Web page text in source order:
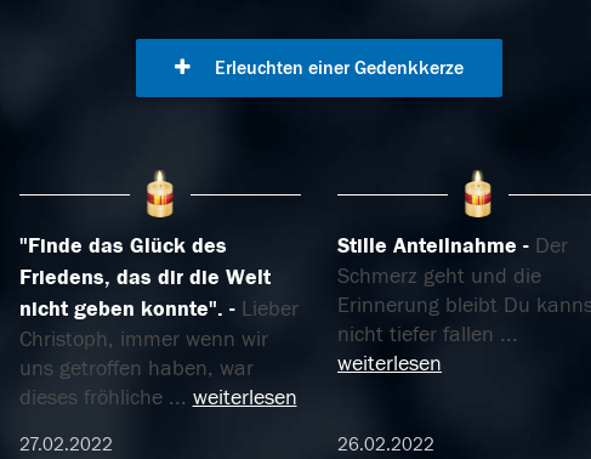
Erleuchten einer Gedenkkerze
"Finde das Glück des
Friedens, das dir die Welt
nicht geben konnte".
Lieber
Christoph, immer wenn wir
uns getroffen haben, war
dieses fröhliche ... weiterlesen
27.02.2022
Stille Anteilnahme
Der
Schmerz geht und die
Erinnerung bleibt Du
nicht tiefer fallen ...
weiterlesen
26.02.2022